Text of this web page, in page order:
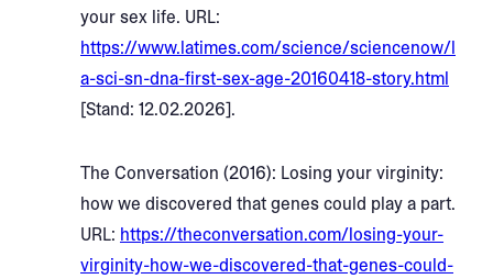
your sex life. URL:
https://www.latimes.com/science/sciencenow/l
a-sci-sn-dna-first-sex-age-20160418-story.html
[Stand: 12.02.2026].
The Conversation (2016): Losing your virginity:
how we discovered that genes could play a part.
URL: https://theconversation.com/losing-your-
virginity-how-we-discovered-that-genes-could-